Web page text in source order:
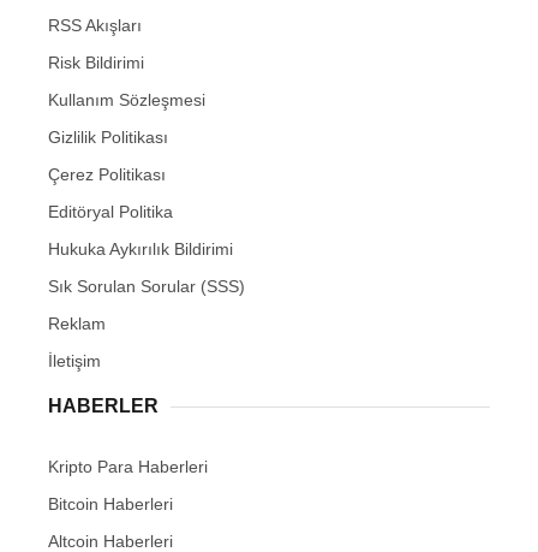
RSS Akışları
Risk Bildirimi
Kullanım Sözleşmesi
Gizlilik Politikası
Çerez Politikası
Editöryal Politika
Hukuka Aykırılık Bildirimi
Sık Sorulan Sorular (SSS)
Reklam
İletişim
HABERLER
Kripto Para Haberleri
Bitcoin Haberleri
Altcoin Haberleri